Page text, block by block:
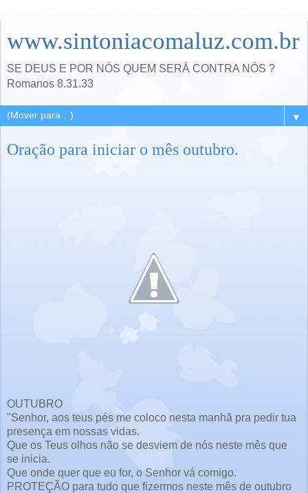
www.sintoniacomaluz.com.br
SE DEUS E POR NÓS QUEM SERÁ CONTRA NÓS ?
Romanos 8.31.33
▼
Oração para iniciar o mês outubro.
OUTUBRO
"Senhor, aos teus pés me coloco nesta manhã pra pedir tua
presença em nossas vidas.
Que os Teus olhos não se desviem de nós neste mês que
se inicia.
Que onde quer que eu for, o Senhor vá comigo.
PROTEÇÃO para tudo que fizermos neste mês de outubro